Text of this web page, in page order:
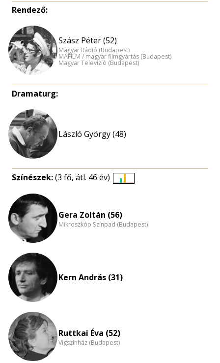
Rendező:
Szász Péter (52)
Magyar Rádió (Budapest)
MAFILM / magyar filmgyártás (Budapest)
Magyar Televízió (Budapest)
Dramaturg:
László György (48)
Színészek:(3 fő, átl. 46 év)
Gera Zoltán (56)
Mikroszkóp Színpad (Budapest)
Kern András (31)
Ruttkai Éva (52)
Vígszínház (Budapest)